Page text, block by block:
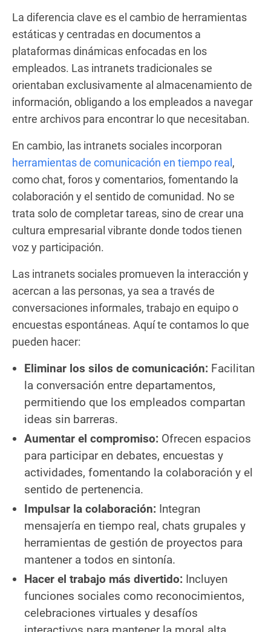
La diferencia clave es el cambio de herramientas
estáticas y centradas en documentos a
plataformas dinámicas enfocadas en los
empleados. Las intranets tradicionales se
orientaban exclusivamente al almacenamiento de
información, obligando a los empleados a navegar
entre archivos para encontrar lo que necesitaban.
En cambio, las intranets sociales incorporan
herramientas de comunicación en tiempo real,
como chat, foros y comentarios, fomentando la
colaboración y el sentido de comunidad. No se
trata solo de completar tareas, sino de crear una
cultura empresarial vibrante donde todos tienen
voz y participación.
Las intranets sociales promueven la interacción y
acercan a las personas, ya sea a través de
conversaciones informales, trabajo en equipo o
encuestas espontáneas. Aquí te contamos lo que
pueden hacer:
Eliminar los silos de comunicación: Facilitan
la conversación entre departamentos,
permitiendo que los empleados compartan
ideas sin barreras.
Aumentar el compromiso: Ofrecen espacios
para participar en debates, encuestas y
actividades, fomentando la colaboración y el
sentido de pertenencia.
Impulsar la colaboración: Integran
mensajería en tiempo real, chats grupales y
herramientas de gestión de proyectos para
mantener a todos en sintonía.
Hacer el trabajo más divertido: Incluyen
funciones sociales como reconocimientos,
celebraciones virtuales y desafíos